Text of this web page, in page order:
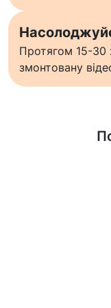
Протягом 15-30
змонтовану